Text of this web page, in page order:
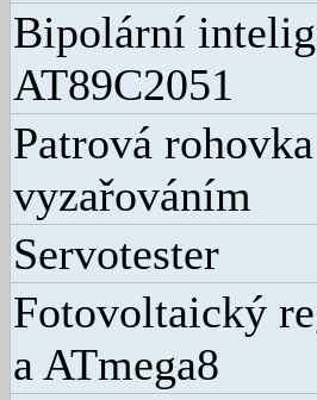
Bipolární
AT89C2051
Patrová
vyzařováním
Servotester
Fotovoltaický
a ATmega8